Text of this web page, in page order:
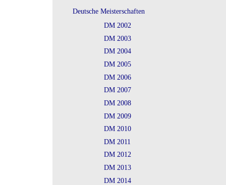
Deutsche Meisterschaften
DM 2002
DM 2003
DM 2004
DM 2005
DM 2006
DM 2007
DM 2008
DM 2009
DM 2010
DM 2011
DM 2012
DM 2013
DM 2014